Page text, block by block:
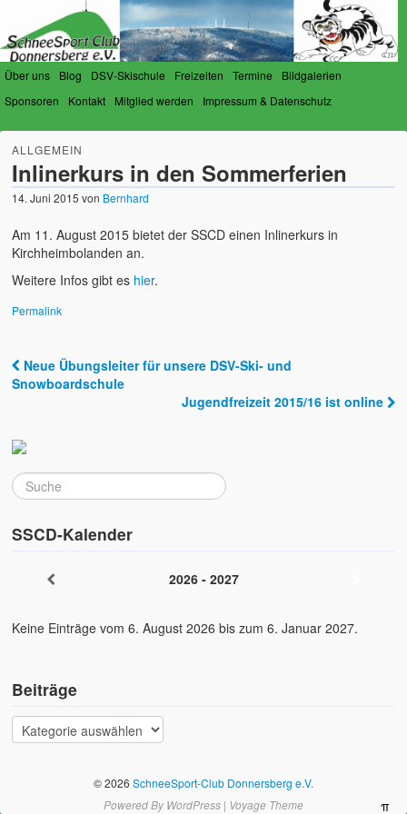
Über uns Blog DSV-Skischule Freizeiten Termine
Bildgalerien
Sponsoren
Kontakt Mitglied werden Impressum & Datenschutz
SchneeSport-Club Donnersberg
e.V.
ALLGEMEIN
Inlinerkurs in den Sommerferien
14. Juni 2015 von Bernhard
Am 11. August 2015 bietet der SSCD einen Inlinerkurs in
Kirchheimbolanden an.
Weitere Infos gibt es hier.
Permalink
Post navigation
Neue Übungsleiter für unsere DSV-Ski- und
Snowboardschule
Jugendfreizeit 2015/16 ist online
SSCD-Kalender
2026 - 2027
Keine Einträge vom 6. August 2026 bis zum 6. Januar 2027.
Beiträge
© 2026 SchneeSport-Club Donnersberg e.V.
Powered By WordPress| Voyage Theme π